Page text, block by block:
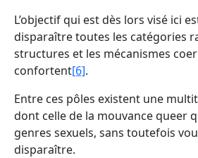
L’objectif qui est dès lors visé ici
disparaître toutes les catégories
structures et les mécanismes
confortent[6].
Entre ces pôles existent une
dont celle de la mouvance queer
genres sexuels, sans toutefois
disparaître.